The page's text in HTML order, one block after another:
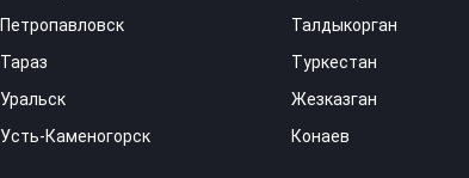
Петропавловск
Талдыкорган
Тараз
Туркестан
Уральск
Жезказган
Усть-Каменогорск
Конаев